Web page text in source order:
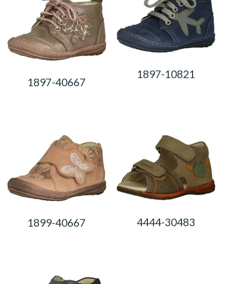
1897-40667
1897-10821
1899-40667 4444-30483